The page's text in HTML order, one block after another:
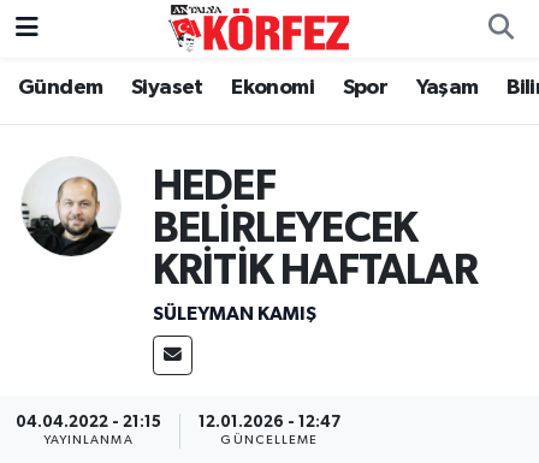
Gündem Siyaset Ekonomi Spor Yaşam
HEDEF
BELİRLEYECEK
KRİTİK HAFTALAR
SÜLEYMAN KAMIŞ
04.04.2022 - 21:15
YAYINLANMA
12.01.2026 - 12:47
GÜNCELLEME
Gündem
Siyaset
Yerel Yönetim
Nöbetçi Eczaneler
Hava Durumu
Trafik Durumu
Süper Lig Puan Durumu ve Fikstür
Tüm Manşetler